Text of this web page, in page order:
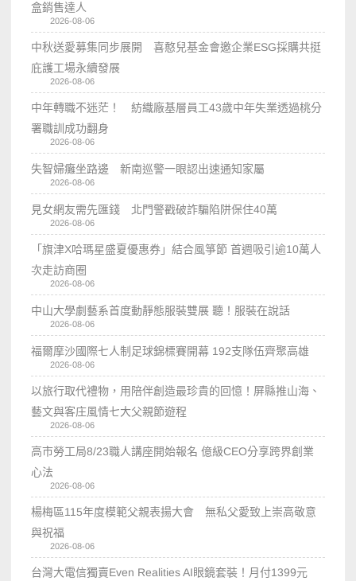
盒銷售達人
2026-08-06
中秋送愛募集同步展開 喜憨兒基金會邀企業ESG採購共挺
庇護工場永續發展
2026-08-06
中年轉職不迷茫！ 紡織廠基層員工43歲中年失業透過桃分
署職訓成功翻身
2026-08-06
失智婦癱坐路邊 新南巡警一眼認出速通知家屬
2026-08-06
見女網友需先匯錢 北門警戳破詐騙陷阱保住40萬
2026-08-06
「旗津X哈瑪星盛夏優惠券」結合風箏節 首週吸引逾10萬人
次走訪商圈
2026-08-06
中山大學劇藝系首度動靜態服裝雙展 聽！服裝在說話
2026-08-06
福爾摩沙國際七人制足球錦標賽開幕 192支隊伍齊聚高雄
2026-08-06
以旅行取代禮物，用陪伴創造最珍貴的回憶！屏縣推山海、
藝文與客庄風情七大父親節遊程
2026-08-06
高市勞工局8/23職人講座開始報名 億級CEO分享跨界創業
心法
2026-08-06
楊梅區115年度模範父親表揚大會 無私父愛致上崇高敬意
與祝福
2026-08-06
台灣大電信獨賣Even Realities AI眼鏡套裝！月付1399元